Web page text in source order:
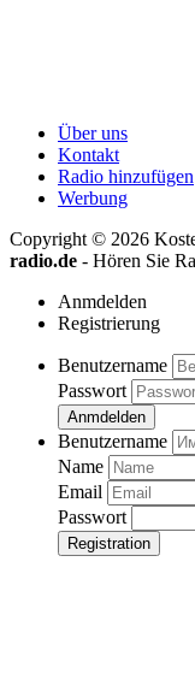
Über uns
Kontakt
Radio hinzufügen
Werbung
Copyright © 2026
radio.de - Hören Sie
Anmdelden
Registrierung
Benutzername
Passwort
Anmdelden
Benutzername
Name
Email
Passwort
Registration